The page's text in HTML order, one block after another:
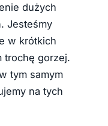
dużych
Jesteśmy
w krótkich
trochę gorzej.
tym samym
na tych